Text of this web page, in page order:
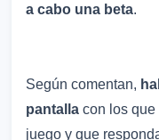
a cabo una beta.
Según comentan,
pantalla con los que
juego y que